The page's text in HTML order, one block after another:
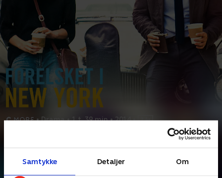
Samtykke Detaljer Om
• Drama • 1 t. 39 min • 2014 •
Da sangerinden og sangskriveren Grettas kæreste får en
Prøv TV 2 Play*
*Kræver pakken Basis. Administrer dit abonnement på Mit TV 2.